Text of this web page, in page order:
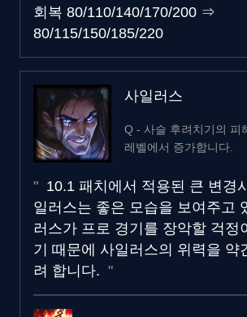
회복 80/110/140/170/200 ⇒
80/115/150/185/220
사일러스
Q - 사슬 후려치기의 피
레벨에서 증가합니다.
10.1 패치에서 적용된 큰 변경
일러스는 좋은 모습을 보여주고
러스가 프로 경기를 장악할 걱정
기 때문에 사일러스의 위력을 약
려 합니다.